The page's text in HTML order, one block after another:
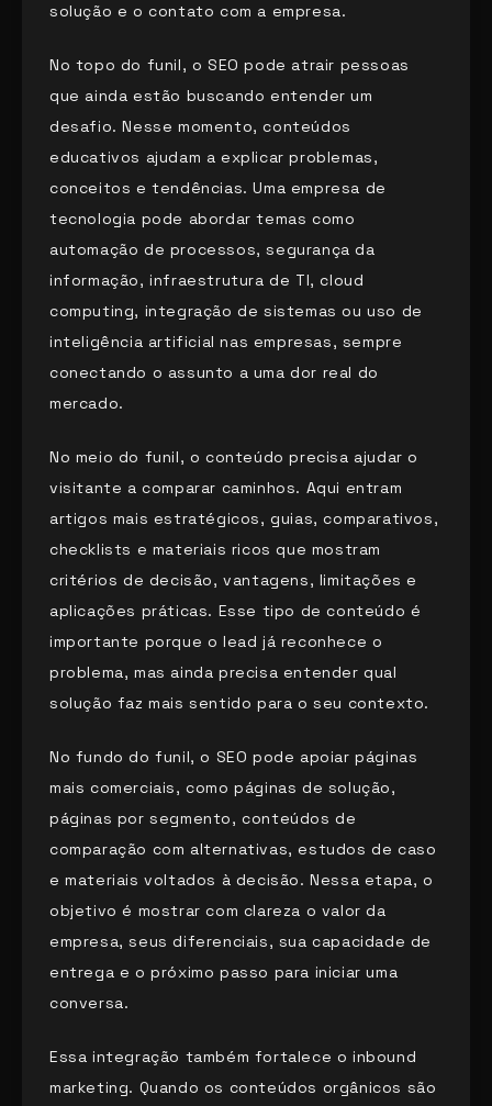
solução e o contato com a empresa.
No topo do funil, o SEO pode atrair pessoas
que ainda estão buscando entender um
desafio. Nesse momento, conteúdos
educativos ajudam a explicar problemas,
conceitos e tendências. Uma empresa de
tecnologia pode abordar temas como
automação de processos, segurança da
informação, infraestrutura de TI, cloud
computing, integração de sistemas ou uso de
inteligência artificial nas empresas, sempre
conectando o assunto a uma dor real do
mercado.
No meio do funil, o conteúdo precisa ajudar o
visitante a comparar caminhos. Aqui entram
artigos mais estratégicos, guias, comparativos,
checklists e materiais ricos que mostram
critérios de decisão, vantagens, limitações e
aplicações práticas. Esse tipo de conteúdo é
importante porque o lead já reconhece o
problema, mas ainda precisa entender qual
solução faz mais sentido para o seu contexto.
No fundo do funil, o SEO pode apoiar páginas
mais comerciais, como páginas de solução,
páginas por segmento, conteúdos de
comparação com alternativas, estudos de caso
e materiais voltados à decisão. Nessa etapa, o
objetivo é mostrar com clareza o valor da
empresa, seus diferenciais, sua capacidade de
entrega e o próximo passo para iniciar uma
conversa.
Essa integração também fortalece o inbound
marketing. Quando os conteúdos orgânicos são